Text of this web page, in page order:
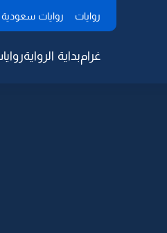
روايات روايات سعودية
غرامبداية الرواية